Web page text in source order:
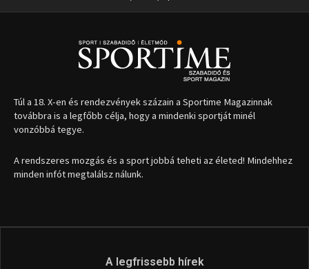
Túl a 18. X-en és rendezvények százain a Sportime Magazinnak
továbbra is a legfőbb célja, hogy a mindenki sportját minél
vonzóbbá tegye.
A rendszeres mozgás és a sport jobbá teheti az életed! Mindehhez
minden infót megtalálsz nálunk.
A legfrissebb hírek